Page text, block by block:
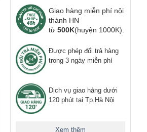
Giao hàng miễn phí nội
thành HN
từ 500K(huyện 1000K).
Được phép đổi trả hàng
trong 3 ngày miễn phí
Dịch vụ giao hàng dưới
120 phút tại Tp.Hà Nội
Xem thêm